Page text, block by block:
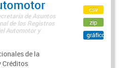
de Asuntos
de los Registros
Automotor y
de la
Créditos
csv
zip
gráfico